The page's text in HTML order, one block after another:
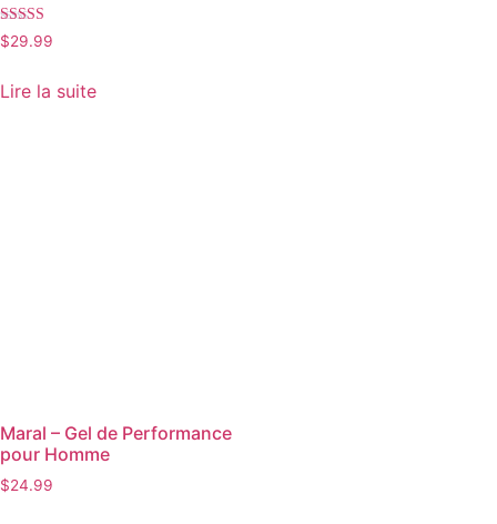
Note
5.00
$29.99
Lire la suite
Maral – Gel de Performance
pour Homme
$24.99